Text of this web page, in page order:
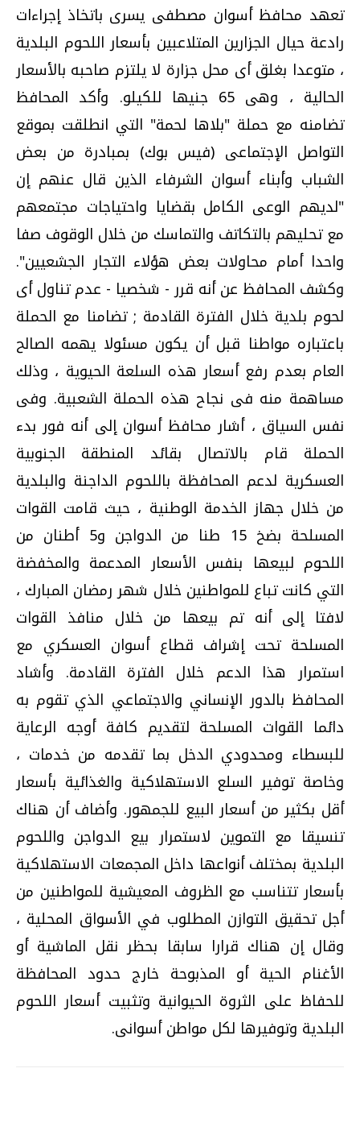
تعهد محافظ أسوان مصطفى يسرى باتخاذ إجراءات
رادعة حيال الجزارين المتلاعبين بأسعار اللحوم البلدية
، متوعدا بغلق أى محل جزارة لا يلتزم صاحبه بالأسعار
الحالية ، وهى 65 جنيها للكيلو. وأكد المحافظ
تضامنه مع حملة "بلاها لحمة" التي انطلقت بموقع
التواصل الإجتماعى (فيس بوك) بمبادرة من بعض
الشباب وأبناء أسوان الشرفاء الذين قال عنهم إن
"لديهم الوعى الكامل بقضايا واحتياجات مجتمعهم
مع تحليهم بالتكاتف والتماسك من خلال الوقوف صفا
واحدا أمام محاولات بعض هؤلاء التجار الجشعيين".
وكشف المحافظ عن أنه قرر - شخصيا - عدم تناول أى
لحوم بلدية خلال الفترة القادمة ; تضامنا مع الحملة
باعتباره مواطنا قبل أن يكون مسئولا يهمه الصالح
العام بعدم رفع أسعار هذه السلعة الحيوية ، وذلك
مساهمة منه فى نجاح هذه الحملة الشعبية. وفى
نفس السياق ، أشار محافظ أسوان إلى أنه فور بدء
الحملة قام بالاتصال بقائد المنطقة الجنوبية
العسكرية لدعم المحافظة باللحوم الداجنة والبلدية
من خلال جهاز الخدمة الوطنية ، حيث قامت القوات
المسلحة بضخ 15 طنا من الدواجن و5 أطنان من
اللحوم لبيعها بنفس الأسعار المدعمة والمخفضة
التي كانت تباع للمواطنين خلال شهر رمضان المبارك ،
لافتا إلى أنه تم بيعها من خلال منافذ القوات
المسلحة تحت إشراف قطاع أسوان العسكري مع
استمرار هذا الدعم خلال الفترة القادمة. وأشاد
المحافظ بالدور الإنساني والاجتماعي الذي تقوم به
دائما القوات المسلحة لتقديم كافة أوجه الرعاية
للبسطاء ومحدودي الدخل بما تقدمه من خدمات ،
وخاصة توفير السلع الاستهلاكية والغذائية بأسعار
أقل بكثير من أسعار البيع للجمهور. وأضاف أن هناك
تنسيقا مع التموين لاستمرار بيع الدواجن واللحوم
البلدية بمختلف أنواعها داخل المجمعات الاستهلاكية
بأسعار تتناسب مع الظروف المعيشية للمواطنين من
أجل تحقيق التوازن المطلوب في الأسواق المحلية ،
وقال إن هناك قرارا سابقا بحظر نقل الماشية أو
الأغنام الحية أو المذبوحة خارج حدود المحافظة
للحفاظ على الثروة الحيوانية وتثبيت أسعار اللحوم
البلدية وتوفيرها لكل مواطن أسوانى.